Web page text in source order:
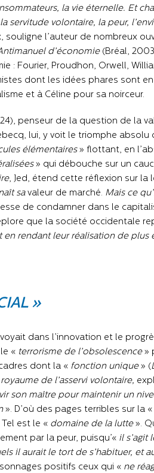
la vie éternelle. Et
servitude volontaire, la peur,
souligne l’auteur de nombreux
d’économie(Bréal,
: Fourier, Proudhon, Orwell,
dont les idées phares sont
et à Céline pour sa noirceur.
penseur de la question de la
lui, y voit le triomphe absolu
élémentaires» flottant, en
» qui débouche sur un
, Jed, étend cette réflexion sur la
sa valeur de marché. Mais ce
de condamner dans le
que la société occidentale
en rendant leur réalisation de plus
»
dans l’innovation et le
« terrorisme de l’obsolescence»
dont la « fonction unique» (
de l’asservi volontaire,
son maître pour maintenir un
». D’où des pages terribles sur la «
est le « domaine de la lutte».
par la peur, puisqu’« il s’agit
il aurait le tort de s’habituer, et
positifs ceux qui « ne